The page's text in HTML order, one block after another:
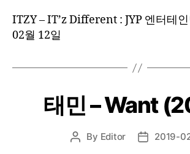
ITZY – IT’z Different : JYP 엔터테
02월 12일
태민 – Want
Post
By Editor
Post2019-